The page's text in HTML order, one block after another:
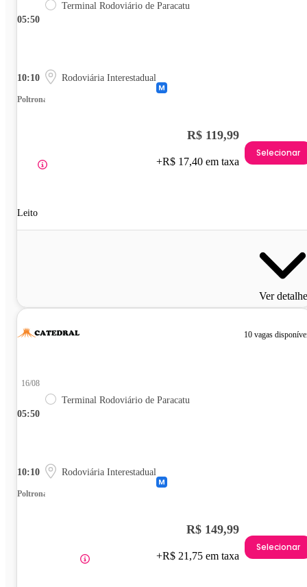
05:50
Terminal Rodoviário de Paracatu
10:10 Rodoviária Interestadual
Poltrona
Leito
R$ 119,99
+R$ 17,40 em taxa
Selecionar
Ver
10 vagas
05:50
16/08
Terminal Rodoviário de Paracatu
10:10 Rodoviária Interestadual
Poltrona
R$ 149,99
+R$ 21,75 em taxa
Selecionar